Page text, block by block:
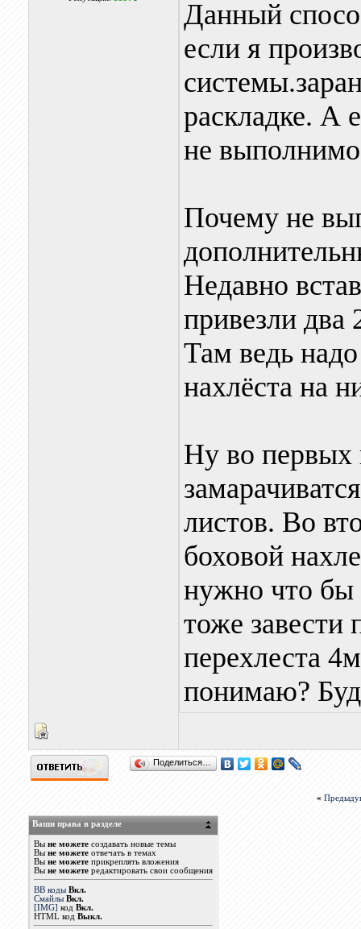
Данный
если я
раскладке. А
не
Почему не
Недавно
привезли
Там ведь
нахлёста на
Ну во первых
листов. Во
боховой
нужно что бы
тоже завести
перехлеста
понимаю?
Поделиться…
«
Ваши права в разделе
Вы не можетесоздавать новые темы
Вы не можетеотвечать в темах
Вы не можетеприкреплять вложения
Вы не можетередактировать свои сообщения
BB коды Вкл.
Смайлы Вкл.
[IMG] код Вкл.
HTML код Выкл.